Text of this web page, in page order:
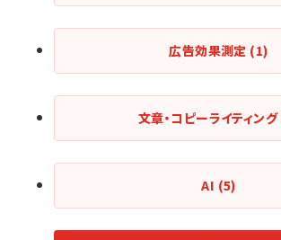
広告効果測定 (1)
文章・コピーライティング
AI (5)